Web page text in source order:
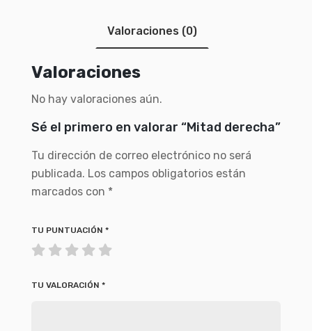
Valoraciones (0)
Valoraciones
No hay valoraciones aún.
Sé el primero en valorar “Mitad derecha”
Tu dirección de correo electrónico no será
publicada. Los campos obligatorios están
marcados con *
TU PUNTUACIÓN *
TU VALORACIÓN *